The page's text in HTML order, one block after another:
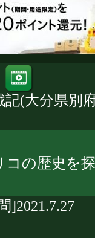
(大分県別
コの歴史を探
]2021.7.27